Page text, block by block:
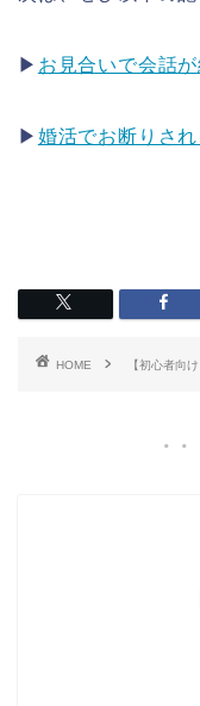
▶ お見合いで会話
▶ 婚活でお断りさ
HOME 【初心者向